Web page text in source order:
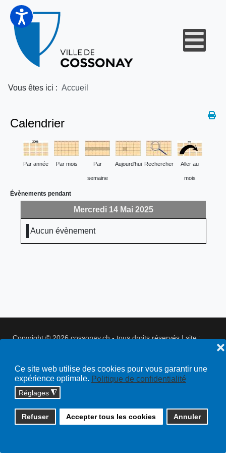
Ce site web utilise des cookies pour vous garantir une
expérience optimale. Politique de confidentialité
Réglages ◮
Refuser Accepter tous les cookies Annuler
❌
Vous êtes ici : Accueil
Calendrier
Par année Par mois Par
semaine
Aujourd'hui Rechercher Aller au
mois
Évènements pendant
Mercredi 14 Mai 2025
Aucun évènement
Copyright © 2026 cossonay.ch - tous droits réservés | site :
Plan du site